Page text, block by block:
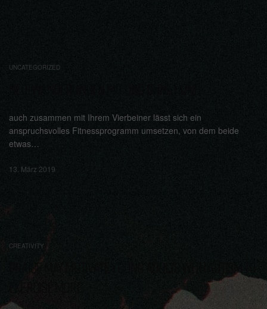
UNCATEGORIZED
auch zusammen mit Ihrem Vierbeiner lässt sich ein
anspruchsvolles Fitnessprogramm umsetzen, von dem beide
etwas…
13. März 2019
CREATIVITY
PRAISE MAY MOTIVATE YOUNG ADULTS WITH AUTISM TO